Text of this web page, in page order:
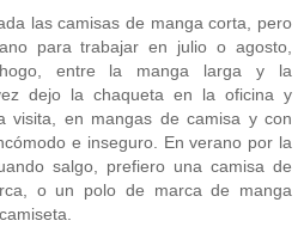
las camisas de manga corta, pero
para trabajar en julio o agosto,
entre la manga larga y la
dejo la chaqueta en la oficina y
visita, en mangas de camisa y con
e inseguro. En verano por la
salgo, prefiero una camisa de
o un polo de marca de manga